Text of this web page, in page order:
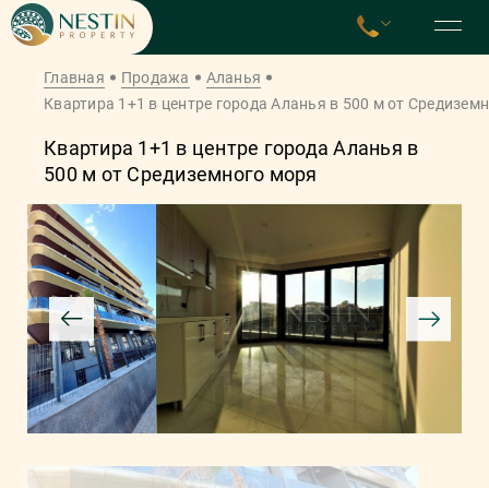
Главная Продажа
Аланья
Квартира 1+1 в центре города Аланья в 500 м от
Квартира 1+1 в центре города Аланья в
500 м от Средиземного моря